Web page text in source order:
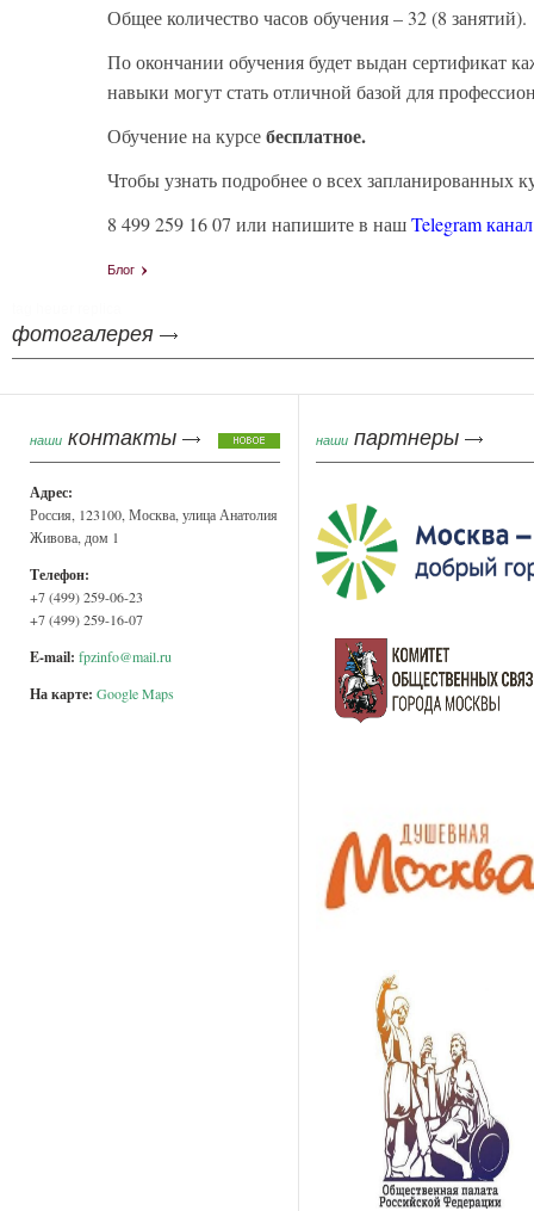
Общее количество часов обучения – 32 (8 занятий).
По окончании обучения будет выдан сертификат
навыки могут стать отличной базой для
Обучение на курсебесплатное.
Чтобы узнать подробнее о всех запланированных
8 499 259 16 07 или напишите в нашTelegram канал
Блог
фотогалерея
наши контакты
Адрес:
Россия, 123100, Москва, улица Анатолия
Живова, дом 1
Телефон:
+7 (499) 259-06-23
+7 (499) 259-16-07
E-mail: fpzinfo@mail.ru
На карте: Google Maps
наши партнеры